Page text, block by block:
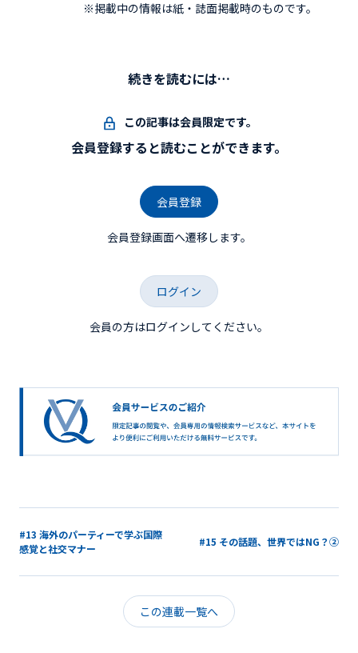
※掲載中の情報は紙・誌面掲載時のものです。
続きを読むには…
この記事は会員限定です。
会員登録すると読むことができます。
会員登録
会員登録画面へ遷移します。
ログイン
会員の方はログインしてください。
#13 海外のパーティーで学ぶ国際
感覚と社交マナー
#15 その話題、世界ではNG？②
この連載一覧へ